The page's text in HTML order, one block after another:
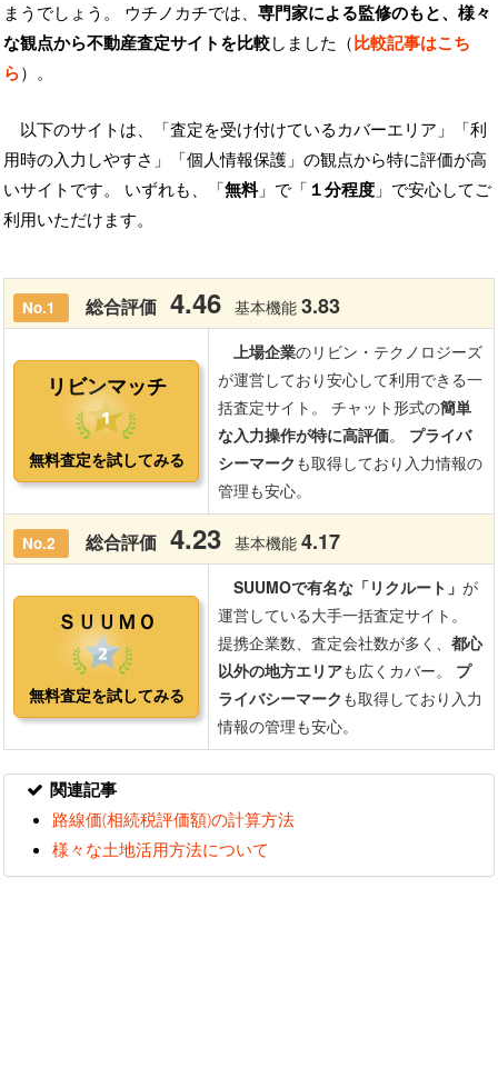
まうでしょう。 ウチノカチでは、 専門家による監修のもと、様々
な観点から不動産査定サイトを比較しました（比較記事はこち
ら）。
以下のサイトは、「査定を受け付けているカバーエリア」「利
用時の入力しやすさ」「個人情報保護」の観点から特に評価が高
いサイトです。 いずれも、「無料」で「 １分程度 」で安心してご
利用いただけます。
関連記事
路線価(相続税評価額)の計算方法
様々な土地活用方法について